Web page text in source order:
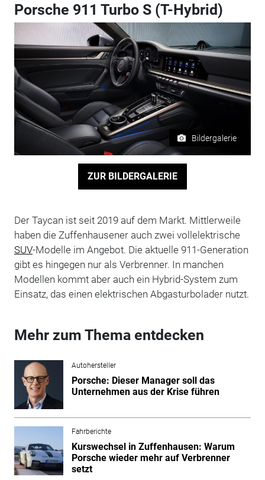
Porsche 911 Turbo S (T-Hybrid)
Bildergalerie
ZUR BILDERGALERIE
Der Taycan ist seit 2019 auf dem Markt. Mittlerweile
haben die Zuffenhausener auch zwei vollelektrische
SUV-Modelle im Angebot. Die aktuelle 911-Generation
gibt es hingegen nur als Verbrenner. In manchen
Modellen kommt aber auch ein Hybrid-System zum
Einsatz, das einen elektrischen Abgasturbolader nutzt.
Mehr zum Thema entdecken
Autohersteller
Porsche: Dieser Manager soll das
Unternehmen aus der Krise führen
Fahrberichte
Kurswechsel in Zuffenhausen: Warum
Porsche wieder mehr auf Verbrenner
setzt